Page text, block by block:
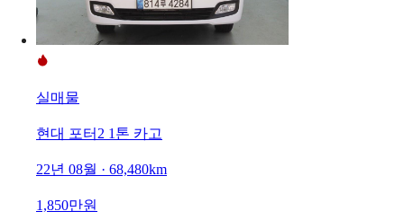
실매물
현대 포터2 1톤 카고
22년 08월 · 68,480km
1,850만원